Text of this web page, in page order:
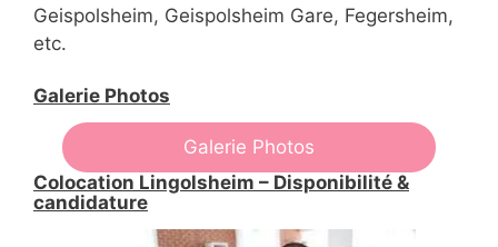
Geispolsheim, Geispolsheim Gare, Fegersheim,
etc.
Galerie Photos
Galerie Photos
Colocation Lingolsheim – Disponibilité &
candidature